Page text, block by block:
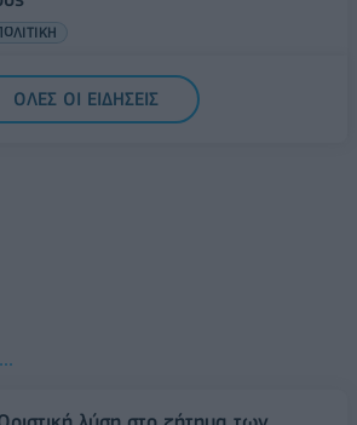
λύση στο ζήτημα των
- Τέλος στις χρονοβόρες
ΟΛΕΣ ΟΙ ΕΙΔΗΣΕΙΣ